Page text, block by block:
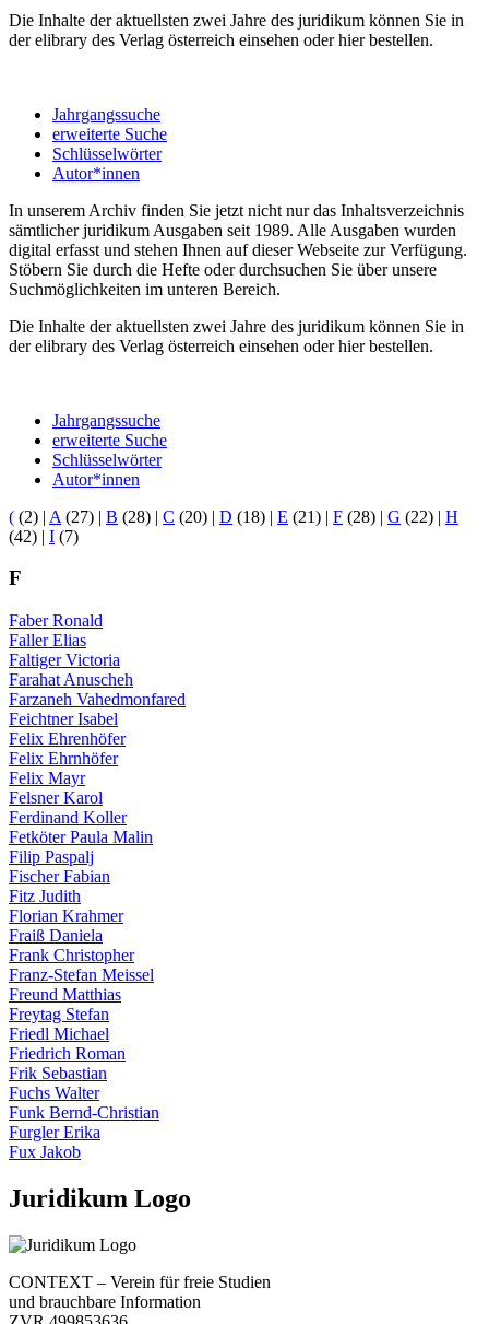
Die Inhalte der aktuellsten zwei Jahre des juridikum können Sie in
der elibrary des Verlag österreich einsehen oder hier bestellen.
Jahrgangssuche
erweiterte Suche
Schlüsselwörter
Autor*innen
In unserem Archiv finden Sie jetzt nicht nur das Inhaltsverzeichnis
sämtlicher juridikum Ausgaben seit 1989. Alle Ausgaben wurden
digital erfasst und stehen Ihnen auf dieser Webseite zur Verfügung.
Stöbern Sie durch die Hefte oder durchsuchen Sie über unsere
Suchmöglichkeiten im unteren Bereich.
Die Inhalte der aktuellsten zwei Jahre des juridikum können Sie in
der elibrary des Verlag österreich einsehen oder hier bestellen.
Jahrgangssuche
erweiterte Suche
Schlüsselwörter
Autor*innen
( (2) | A (27) | B (28) | C (20) | D (18) | E (21) | F (28) | G (22) | H
(42) | I (7)
F
Faber Ronald
Faller Elias
Faltiger Victoria
Farahat Anuscheh
Farzaneh Vahedmonfared
Feichtner Isabel
Felix Ehrenhöfer
Felix Ehrnhöfer
Felix Mayr
Felsner Karol
Ferdinand Koller
Fetköter Paula Malin
Filip Paspalj
Fischer Fabian
Fitz Judith
Florian Krahmer
Fraiß Daniela
Frank Christopher
Franz-Stefan Meissel
Freund Matthias
Freytag Stefan
Friedl Michael
Friedrich Roman
Frik Sebastian
Fuchs Walter
Funk Bernd-Christian
Furgler Erika
Fux Jakob
Juridikum Logo
CONTEXT – Verein für freie Studien
und brauchbare Information